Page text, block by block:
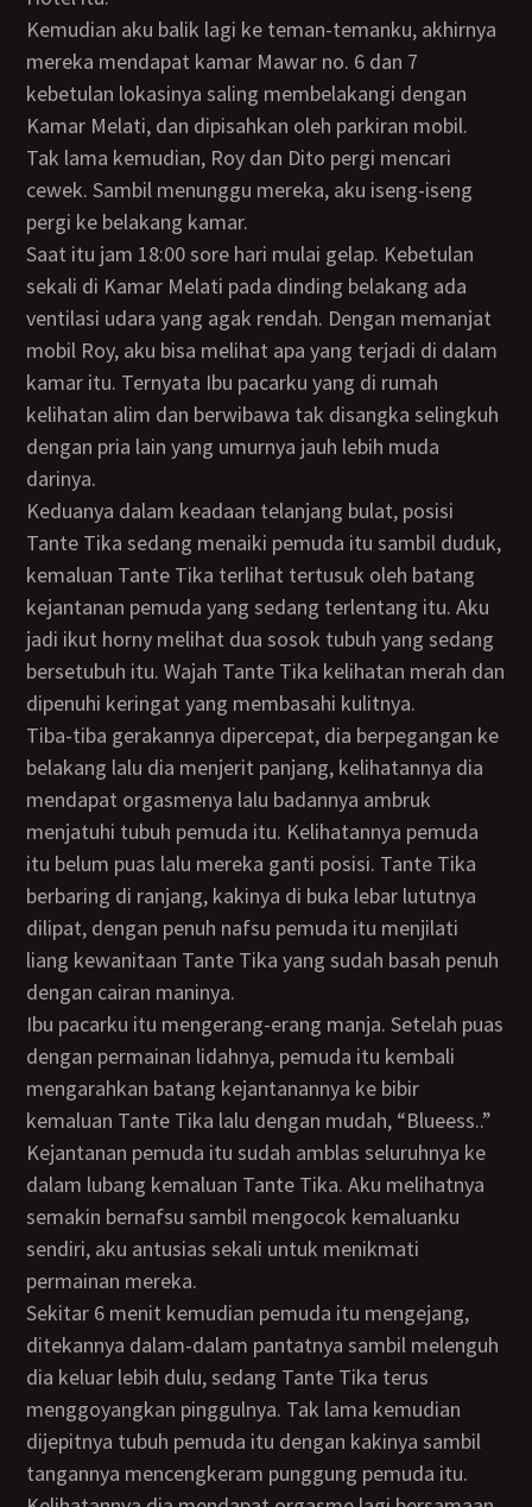
Kemudian aku balik lagi ke teman-temanku, akhirnya
mereka mendapat kamar Mawar no. 6 dan 7
kebetulan lokasinya saling membelakangi dengan
Kamar Melati, dan dipisahkan oleh parkiran mobil.
Tak lama kemudian, Roy dan Dito pergi mencari
cewek. Sambil menunggu mereka, aku iseng-iseng
pergi ke belakang kamar.
Saat itu jam 18:00 sore hari mulai gelap. Kebetulan
sekali di Kamar Melati pada dinding belakang ada
ventilasi udara yang agak rendah. Dengan memanjat
mobil Roy, aku bisa melihat apa yang terjadi di dalam
kamar itu. Ternyata Ibu pacarku yang di rumah
kelihatan alim dan berwibawa tak disangka selingkuh
dengan pria lain yang umurnya jauh lebih muda
darinya.
Keduanya dalam keadaan telanjang bulat, posisi
Tante Tika sedang menaiki pemuda itu sambil duduk,
kemaluan Tante Tika terlihat tertusuk oleh batang
kejantanan pemuda yang sedang terlentang itu. Aku
jadi ikut horny melihat dua sosok tubuh yang sedang
bersetubuh itu. Wajah Tante Tika kelihatan merah dan
dipenuhi keringat yang membasahi kulitnya.
Tiba-tiba gerakannya dipercepat, dia berpegangan ke
belakang lalu dia menjerit panjang, kelihatannya dia
mendapat orgasmenya lalu badannya ambruk
menjatuhi tubuh pemuda itu. Kelihatannya pemuda
itu belum puas lalu mereka ganti posisi. Tante Tika
berbaring di ranjang, kakinya di buka lebar lututnya
dilipat, dengan penuh nafsu pemuda itu menjilati
liang kewanitaan Tante Tika yang sudah basah penuh
dengan cairan maninya.
Ibu pacarku itu mengerang-erang manja. Setelah puas
dengan permainan lidahnya, pemuda itu kembali
mengarahkan batang kejantanannya ke bibir
kemaluan Tante Tika lalu dengan mudah, “Blueess..”
Kejantanan pemuda itu sudah amblas seluruhnya ke
dalam lubang kemaluan Tante Tika. Aku melihatnya
semakin bernafsu sambil mengocok kemaluanku
sendiri, aku antusias sekali untuk menikmati
permainan mereka.
Sekitar 6 menit kemudian pemuda itu mengejang,
ditekannya dalam-dalam pantatnya sambil melenguh
dia keluar lebih dulu, sedang Tante Tika terus
menggoyangkan pinggulnya. Tak lama kemudian
dijepitnya tubuh pemuda itu dengan kakinya sambil
tangannya mencengkeram punggung pemuda itu.